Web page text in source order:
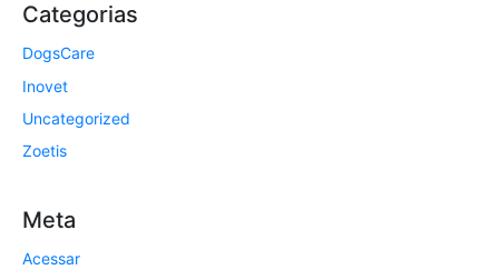
Categorias
DogsCare
Inovet
Uncategorized
Zoetis
Meta
Acessar